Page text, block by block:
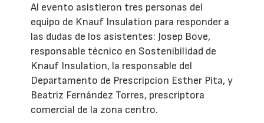
Al evento asistieron tres personas del
equipo de Knauf Insulation para responder a
las dudas de los asistentes: Josep Bove,
responsable técnico en Sostenibilidad de
Knauf Insulation, la responsable del
Departamento de Prescripcion Esther Pita, y
Beatriz Fernández Torres, prescriptora
comercial de la zona centro.